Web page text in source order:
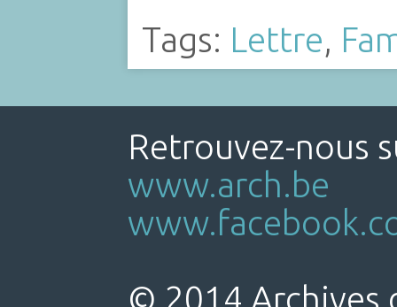
Tags: Lettre,
Retrouvez-nous
www.arch.be
© 2014 Archives